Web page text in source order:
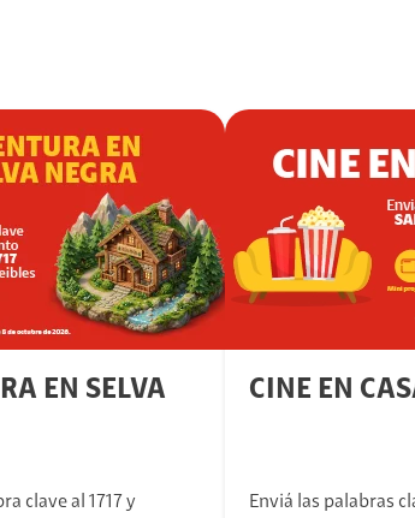
EN SELVA
clave al 1717 y
CINE EN
Enviá las palabras